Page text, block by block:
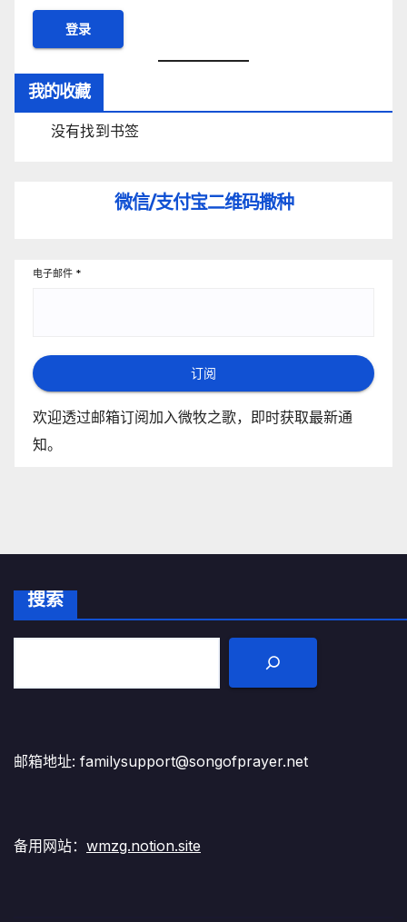
我的收藏
没有找到书签
微信/支付宝二维码撒种
电子邮件 *
订阅
欢迎透过邮箱订阅加入微牧之歌，即时获取最新通
知。
搜索
邮箱地址: familysupport@songofprayer.net
备用网站： wmzg.notion.site